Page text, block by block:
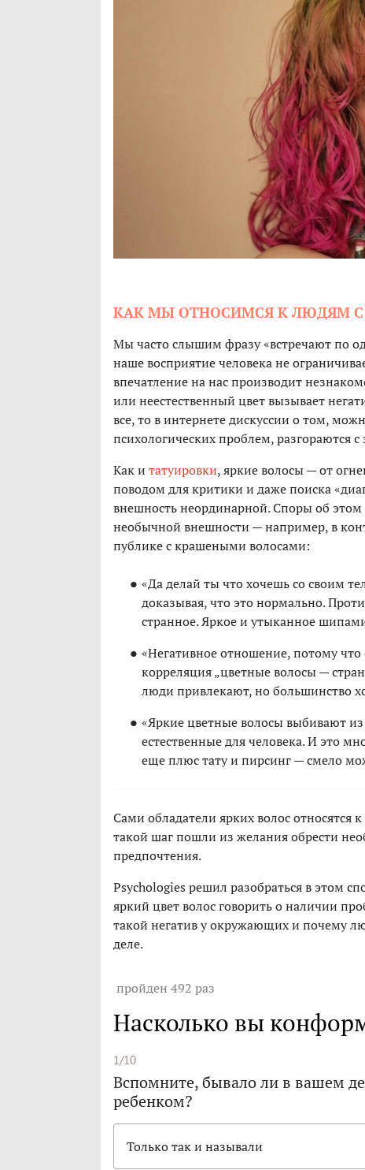
КАК МЫ ОТНОСИМСЯ К ЛЮДЯМ
Мы часто слышим фразу «встречают по
наше восприятие человека не
впечатление на нас производит
или неестественный цвет вызывает
все, то в интернете дискуссии о том,
психологических проблем, разгораются
Как и татуировки, яркие волосы — от
поводом для критики и даже поиска
внешность неординарной. Споры об
необычной внешности — например, в
публике с крашеными волосами:
«Да делай ты что хочешь со своим
доказывая, что это нормально.
странное. Яркое и утыканное
«Негативное отношение, потому
корреляция „цветные волосы —
люди привлекают, но большинство
«Яркие цветные волосы выбивают
естественные для человека. И это
еще плюс тату и пирсинг — смело
Сами обладатели ярких волос
такой шаг пошли из желания обрести
предпочтения.
Psychologies решил разобраться в этом
яркий цвет волос говорить о наличии
такой негатив у окружающих и почему
деле.
пройден 492 раз
Насколько вы
1/10
Вспомните, бывало ли в вашем
ребенком?
Только так и называли